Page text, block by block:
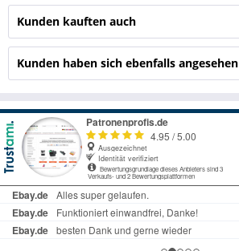
Kunden kauften auch
Kunden haben sich ebenfalls angesehen